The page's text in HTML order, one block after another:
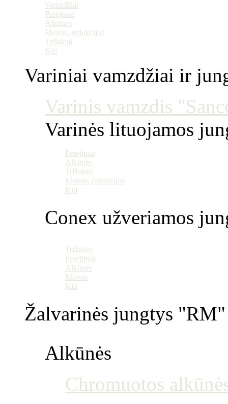
Vamzdžiai
Perėjimai
Alkūnės
Movos, redukcijos
Trišakiai
Kiti
Variniai vamzdžiai ir
Varinis vamzdis
Varinės lituojamos
Perėjimai
Alkūnės
Trišakiai
Movos, redukcijos
Kiti
Conex užveriamos
Trišakiai
Perėjimai
Alkūnės
Movos
Kiti
Žalvarinės jungtys
Alkūnės
Chromuotos